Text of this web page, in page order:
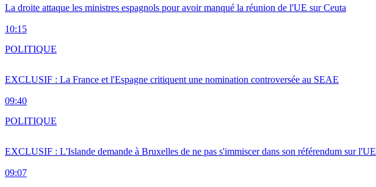
La droite attaque les ministres espagnols pour avoir manqué la réunion de l'UE sur Ceuta
10:15
EXCLUSIF : La France et l'Espagne critiquent une nomination controversée au SEAE
09:40
POLITIQUE
EXCLUSIF : L'Islande demande à Bruxelles de ne pas s'immiscer dans son référendum sur l'UE
09:07
POLITIQUE